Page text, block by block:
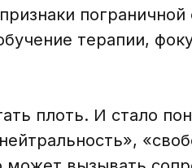
терапии,
плоть. И стало